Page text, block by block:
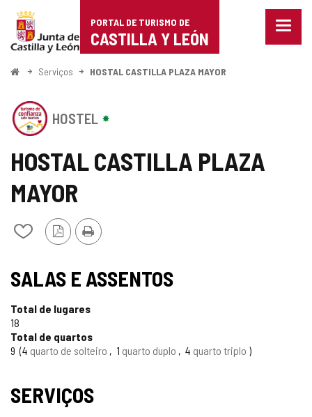
Portal
de
Turismo
de
Castilla
León
PORTAL DE TURISMO DE
CASTILLA Y LEÓN
Menu
ComeçoServiços HOSTAL CASTILLA PLAZA MAYOR
HOSTAL CASTILLA PLAZA
MAYOR
Adicionar
de
meus
Versão
PDF
Imprimir
TIPO
HOSTEL
SELO
TURISMO
CONFIÁVEL
estabelecimento
SELO
CONFIANçA
TURíSTICA
CASTILLA
LE
SALAS E ASSENTOS
Total de lugares
18
Total de quartos
9 4 quarto de solteiro 1 quarto duplo 4 quarto triplo
SERVIÇOS